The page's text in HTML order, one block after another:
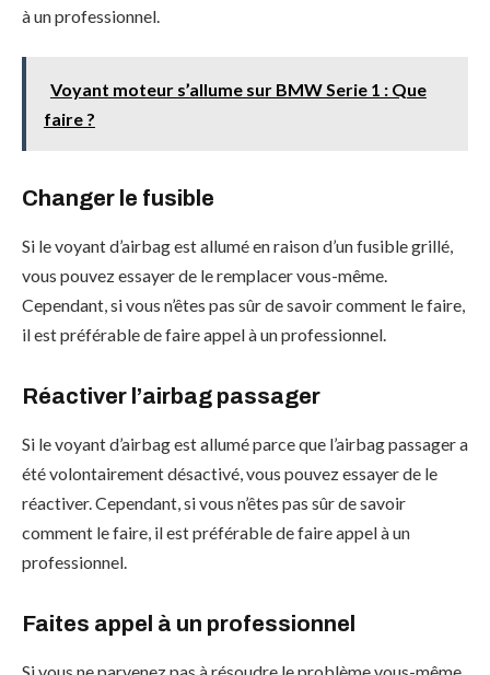
à un professionnel.
Voyant moteur s’allume sur BMW Serie 1 : Que
faire ?
Changer le fusible
Si le voyant d’airbag est allumé en raison d’un fusible grillé,
vous pouvez essayer de le remplacer vous-même.
Cependant, si vous n’êtes pas sûr de savoir comment le faire,
il est préférable de faire appel à un professionnel.
Réactiver l’airbag passager
Si le voyant d’airbag est allumé parce que l’airbag passager a
été volontairement désactivé, vous pouvez essayer de le
réactiver. Cependant, si vous n’êtes pas sûr de savoir
comment le faire, il est préférable de faire appel à un
professionnel.
Faites appel à un professionnel